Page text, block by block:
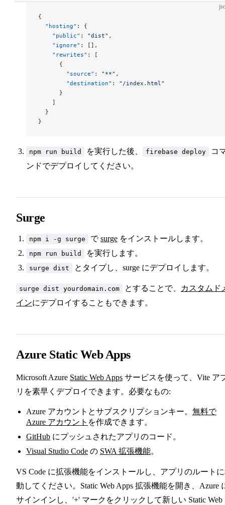
{
  "hosting"
: {
    "public"
: "dist" ,
    "ignore"
: [],
    "rewrites"
: [
      {
        "source"
: "**" ,
        "destination"
: "/index.html"
      }
    ]
  }
}
npm run build を実行した後、 firebase deploy
コ
ンドでデプロイしてください。
Surge
npm i -g surge でsurge をインストールします。
npm run build を実行します。
surge dist とタイプし、surge にデプロイします。
surge dist yourdomain.com とすることで、
カスタムド
インにデプロイすることもできます。
Azure Static Web Apps
Microsoft Azure Static Web Apps サービスを使って、Vite ア
リを素早くデプロイできます。必要なもの:
Azure アカウントとサブスクリプションキー。 無料で
Azure アカウント を作成できます。
GitHub にプッシュされたアプリのコード。
Visual Studio Code の SWA 拡張機能。
VS Code に拡張機能をインストールし、アプリのルート
動してください。Static Web Apps 拡張機能を開き、Azure
サインインし、'+' マークをクリックして新しい Static Web